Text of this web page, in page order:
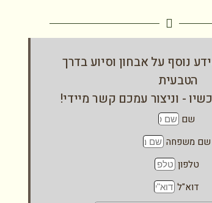
נוסף על אבחון וסיוע בדרך
הטבעית
- וניצור עמכם קשר מיידי!
שם
שם משפחה
טלפון
דוא"ל